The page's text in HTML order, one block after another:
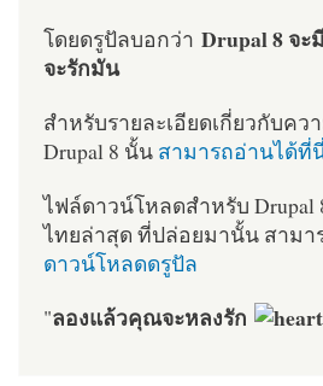
โดยดรูปัลบอกว่า Drupal 8 จ
จะรักมัน
สำหรับรายละเอียดเกี่ยวกับค
Drupal 8 นั้น สามารถอ่านได้ที่
ไฟล์ดาวน์โหลดสำหรับ Drupal
ไทยล่าสุด ที่ปล่อยมานั้น สาม
ดาวน์โหลดดรูปัล
"ลองแล้วคุณจะหลงรัก